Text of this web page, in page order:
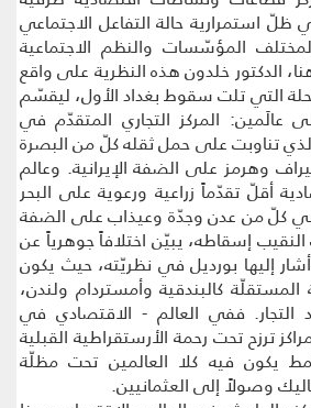
استمرارية حالة التفاعل الاجتماعي
المؤسّسات والنظم الاجتماعية
الدكتور خلدون هذه النظرية على واقع
التي تلت سقوط بغداد الأول، ليقسّم
عالَمين: المركز التجاري المتقدّم في
تناوبت على حمل ثقله كلّ من البصرة
وهرمز على الضفة الإيرانية. وعالم
أقلّ تقدّماً زراعية ورعوية على البحر
في كلّ من عدن وجدّة وعيذاب على الضفة
إسقاطه، يبيّن اختلافاً جوهرياً عن
أشار إليها بورديل في نظريّته، حيث يكون
المستقلّة كالبندقية وأمستردام ولندن،
التجار. ففي العالم - الاقتصادي في
ترزح تحت رحمة الأرستقراطية القبلية
يكون فيه كلا العالمين تحت مظلّة
وصولاً إلى العثمانيين.